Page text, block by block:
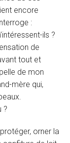
encore
:
ils ?
de
tout et
de mon
mère qui,
?
orner la